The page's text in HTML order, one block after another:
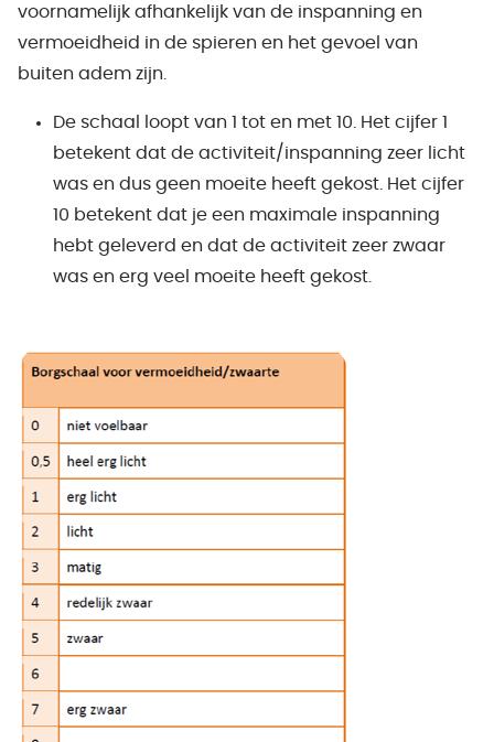
voornamelijk afhankelijk van de inspanning en
vermoeidheid in de spieren en het gevoel van
buiten adem zijn.
De schaal loopt van 1 tot en met 10. Het cijfer 1
betekent dat de activiteit/inspanning zeer licht
was en dus geen moeite heeft gekost. Het cijfer
10 betekent dat je een maximale inspanning
hebt geleverd en dat de activiteit zeer zwaar
was en erg veel moeite heeft gekost.